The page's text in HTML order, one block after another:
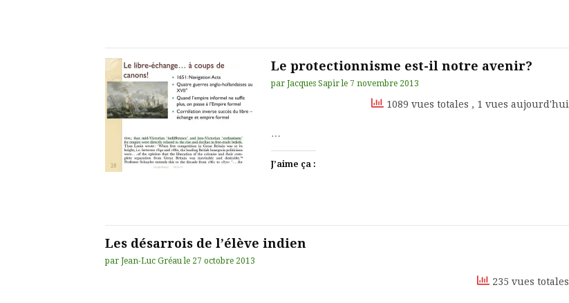
Le protectionnisme est-il notre avenir?
par Jacques Sapir le 7 novembre 2013
1089 vues totales , 1 vues aujourd'hui
…
J’aime ça :
Les désarrois de l’élève indien
par Jean-Luc Gréau le 27 octobre 2013
235 vues totales